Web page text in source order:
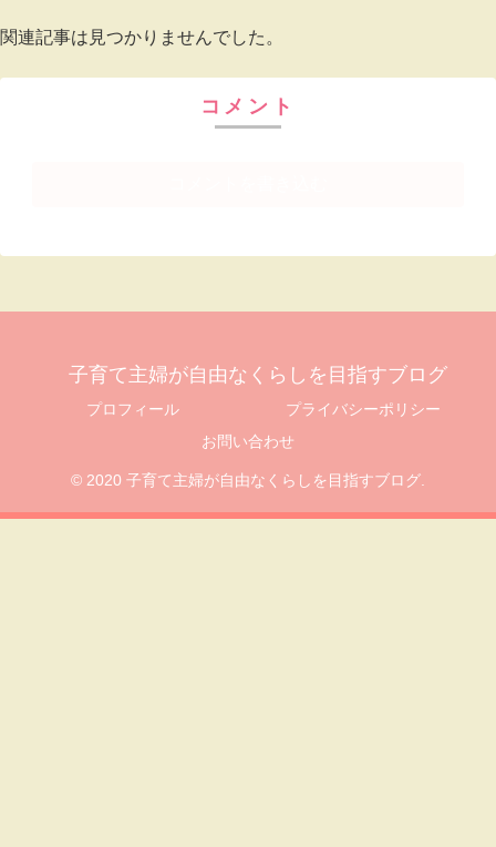
関連記事は見つかりませんでした。
コメント
子育て主婦が自由なくらしを目指すブログ
プロフィール
プライバシーポリシー
お問い合わせ
© 2020 子育て主婦が自由なくらしを目指すブログ.